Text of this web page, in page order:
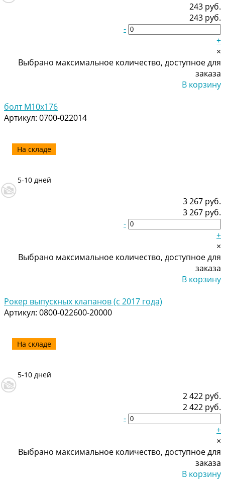
3 267 руб.
3 267 руб.
-
+
×
Выбрано максимальное количество, доступное для
заказа
В корзину
Рокер выпускных клапанов (с 2017 года)
Артикул: 0800-022600-20000
На складе
5-10 дней
2 422 руб.
2 422 руб.
-
+
×
Выбрано максимальное количество, доступное для
заказа
В корзину
243 руб.
243 руб.
-
+
×
Выбрано максимальное количество, доступное для
заказа
В корзину
болт M10x176
Артикул: 0700-022014
На складе
5-10 дней